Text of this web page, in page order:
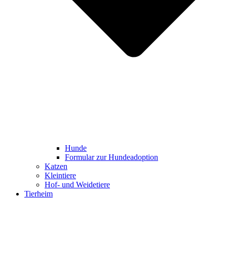
Hunde
Formular zur Hundeadoption
Katzen
Kleintiere
Hof- und Weidetiere
Tierheim